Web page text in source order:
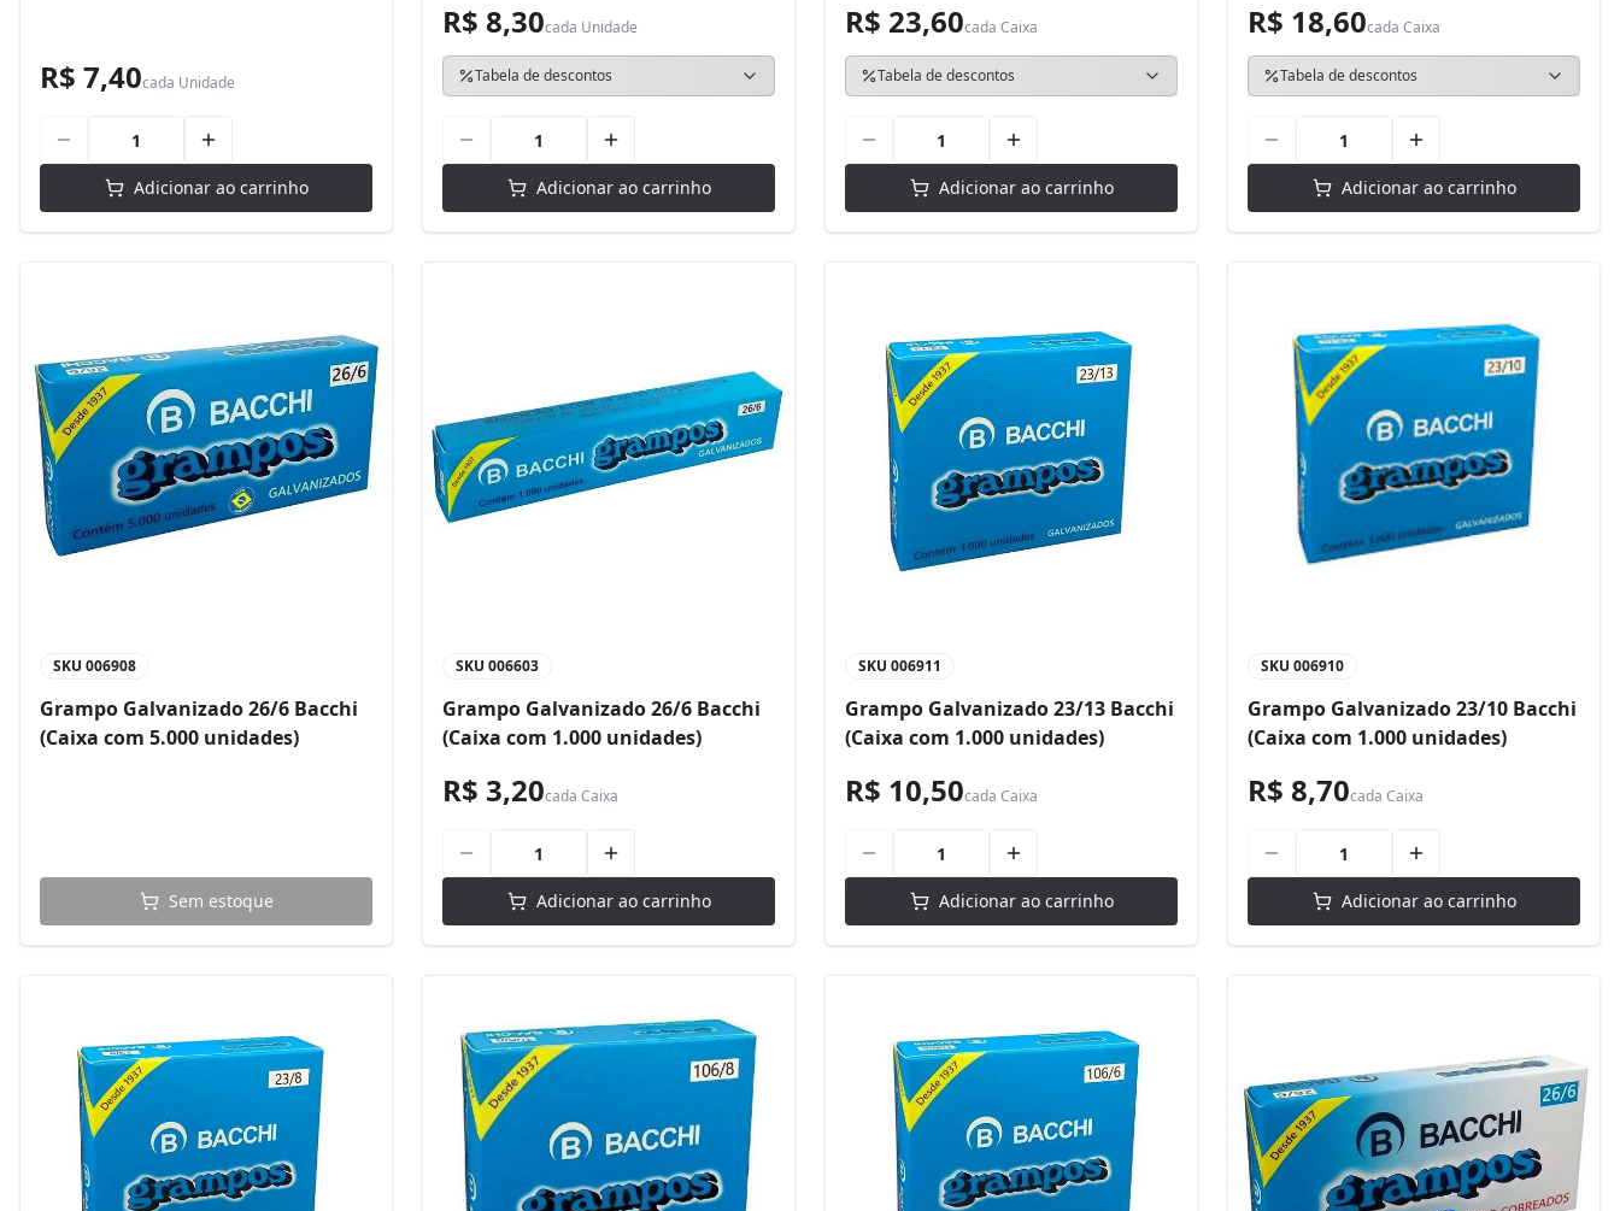
R$ 7,40cada Unidade
Adicionar ao carrinho
R$ 8,30cada Unidade
Tabela de descontos
Adicionar ao carrinho
R$ 23,60cada Caixa
Tabela de descontos
Adicionar ao carrinho
R$ 18,60cada Caixa
Tabela de descontos
Adicionar ao carrinho
SKU 006908
Grampo Galvanizado 26/6 Bacchi
(Caixa com 5.000 unidades)
Sem estoque
SKU 006603
Grampo Galvanizado 26/6 Bacchi
(Caixa com 1.000 unidades)
R$ 3,20cada Caixa
Adicionar ao carrinho
SKU 006911
Grampo Galvanizado 23/13 Bacchi
(Caixa com 1.000 unidades)
R$ 10,50cada Caixa
Adicionar ao carrinho
SKU 006910
Grampo Galvanizado 23/10 Bacchi
(Caixa com 1.000 unidades)
R$ 8,70cada Caixa
Adicionar ao carrinho